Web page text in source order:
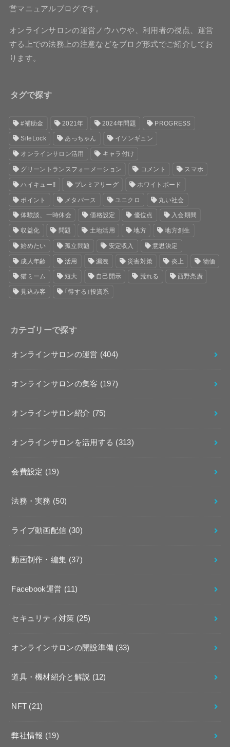
営マニュアルブログです。
オンラインサロンの運営ノウハウや、利用者の視点、運営
する上での法務上の注意などをブログ形式でご紹介してお
ります。
タグで探す
#補助金 2021年 2024年問題 PROGRESS
SiteLock あっちゃん イソンギュン
オンラインサロン活用 キャラ付け
グリーントランスフォーメーション コメント スマホ
ハイキュー!! プレミアリーグ ホワイトボード
ポイント メタバース ユニクロ 丸い社会
体験談、一時休会 価格設定 優位点 入会期間
収益化 問題 土地活用 地方 地方創生
始めたい 孤立問題 安定収入 意思決定
成人年齢 活用 漏洩 災害対策 炎上 物価
猫ミーム 短大 自己開示 荒れる 西野亮廣
見込み客 ｢得する｣投資系
カテゴリーで探す
オンラインサロンの運営 (404)
オンラインサロンの集客 (197)
オンラインサロン紹介 (75)
オンラインサロンを活用する (313)
会費設定 (19)
法務・実務 (50)
ライブ動画配信 (30)
動画制作・編集 (37)
Facebook運営 (11)
セキュリティ対策 (25)
オンラインサロンの開設準備 (33)
道具・機材紹介と解説 (12)
NFT (21)
弊社情報 (19)